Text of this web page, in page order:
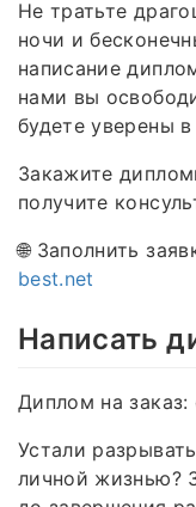
Не тратьте
ночи и
написание
нами вы
будете уверены в
Закажите
получите
🌐 Заполнить
best.net
Написать
Диплом на заказ:
Устали
личной жизнью?